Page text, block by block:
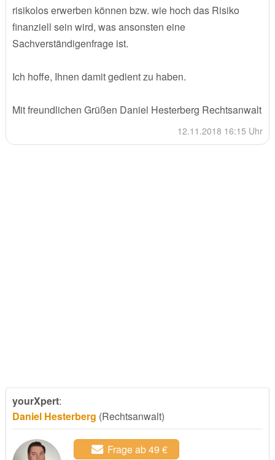
risikolos erwerben können bzw. wie hoch das Risiko
finanziell sein wird, was ansonsten eine
Sachverständigenfrage ist.
Ich hoffe, Ihnen damit gedient zu haben.
Mit freundlichen Grüßen Daniel Hesterberg Rechtsanwalt
12.11.2018 16:15 Uhr
yourXpert:
Daniel Hesterberg (Rechtsanwalt)
Frage ab 49 €